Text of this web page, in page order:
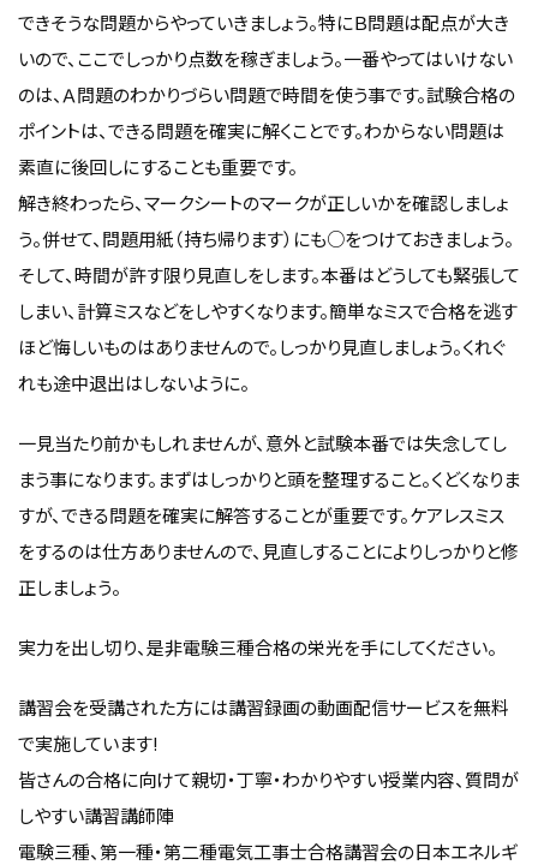
できそうな問題からやっていきましょう。特にＢ問題は配点が大き
いので、ここでしっかり点数を稼ぎましょう。一番やってはいけない
のは、Ａ問題のわかりづらい問題で時間を使う事です。試験合格の
ポイントは、できる問題を確実に解くことです。わからない問題は
素直に後回しにすることも重要です。
解き終わったら、マークシートのマークが正しいかを確認しましょ
う。併せて、問題用紙（持ち帰ります）にも○をつけておきましょう。
そして、時間が許す限り見直しをします。本番はどうしても緊張して
しまい、計算ミスなどをしやすくなります。簡単なミスで合格を逃す
ほど悔しいものはありませんので。しっかり見直しましょう。くれぐ
れも途中退出はしないように。
一見当たり前かもしれませんが、意外と試験本番では失念してし
まう事になります。まずはしっかりと頭を整理すること。くどくなりま
すが、できる問題を確実に解答することが重要です。ケアレスミス
をするのは仕方ありませんので、見直しすることによりしっかりと修
正しましょう。
実力を出し切り、是非電験三種合格の栄光を手にしてください。
講習会を受講された方には講習録画の動画配信サービスを無料
で実施しています!
皆さんの合格に向けて親切・丁寧・わかりやすい授業内容、質問が
しやすい講習講師陣
電験三種、第一種・第二種電気工事士合格講習会の日本エネルギ